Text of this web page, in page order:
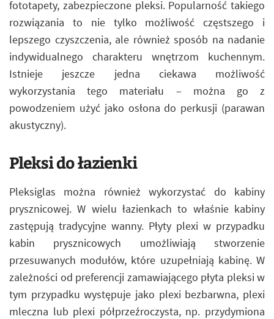
fototapety, zabezpieczone pleksi. Popularność takiego
rozwiązania to nie tylko możliwość częstszego i
lepszego czyszczenia, ale również sposób na nadanie
indywidualnego charakteru wnętrzom kuchennym.
Istnieje jeszcze jedna ciekawa możliwość
wykorzystania tego materiału – można go z
powodzeniem użyć jako osłona do perkusji (parawan
akustyczny).
Pleksi do łazienki
Pleksiglas można również wykorzystać do kabiny
prysznicowej. W wielu łazienkach to właśnie kabiny
zastępują tradycyjne wanny. Płyty plexi w przypadku
kabin prysznicowych umożliwiają stworzenie
przesuwanych modułów, które uzupełniają kabinę. W
zależności od preferencji zamawiającego płyta pleksi w
tym przypadku występuje jako plexi bezbarwna, plexi
mleczna lub plexi półprzeźroczysta, np. przydymiona